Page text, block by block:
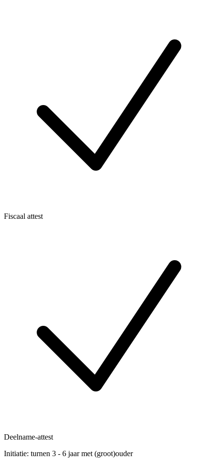
Fiscaal attest
Deelname-attest
Initiatie: turnen 3 - 6 jaar met (groot)ouder